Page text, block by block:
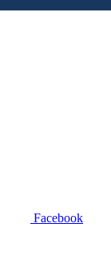
Facebook